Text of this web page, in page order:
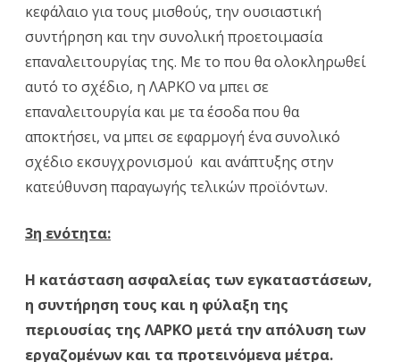
κεφάλαιο για τους μισθούς, την ουσιαστική
συντήρηση και την συνολική προετοιμασία
επαναλειτουργίας της. Με το που θα ολοκληρωθεί
αυτό το σχέδιο, η ΛΑΡΚΟ να μπει σε
επαναλειτουργία και με τα έσοδα που θα
αποκτήσει, να μπει σε εφαρμογή ένα συνολικό
σχέδιο εκσυγχρονισμού και ανάπτυξης στην
κατεύθυνση παραγωγής τελικών προϊόντων.
3η ενότητα:
Η κατάσταση ασφαλείας των εγκαταστάσεων,
η συντήρηση τους και η φύλαξη της
περιουσίας της ΛΑΡΚΟ μετά την απόλυση των
εργαζομένων και τα προτεινόμενα μέτρα.